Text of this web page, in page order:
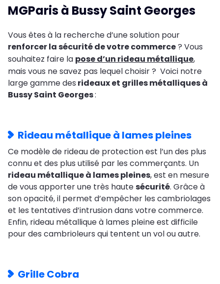
MGParis à Bussy Saint Georges
Vous êtes à la recherche d’une solution pour
renforcer la sécurité de votre commerce? Vous
souhaitez faire la pose d’un rideau métallique,
mais vous ne savez pas lequel choisir ? Voici notre
large gamme des rideaux et grilles métalliques à
Bussy Saint Georges:
Rideau métallique à lames pleines
Ce modèle de rideau de protection est l’un des plus
connu et des plus utilisé par les commerçants. Un
rideau métallique à lames pleines, est en mesure
de vous apporter une très hautesécurité. Grâce à
son opacité, il permet d’empêcher les cambriolages
et les tentatives d’intrusion dans votre commerce.
Enfin, rideau métallique à lames pleine est difficile
pour des cambrioleurs qui tentent un vol ou autre.
Grille Cobra